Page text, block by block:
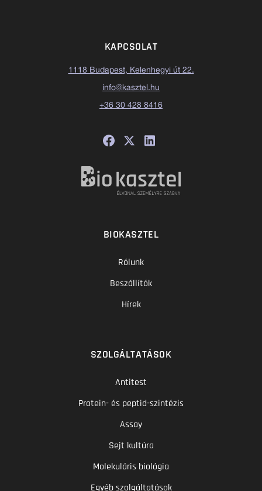
KAPCSOLAT
1118 Budapest, Kelenhegyi út 22.
info@kasztel.hu
+36 30 428 8416
BIOKASZTEL
Rólunk
Beszállítók
Hírek
SZOLGÁLTATÁSOK
Antitest
Protein- és peptid-szintézis
Assay
Sejt kultúra
Molekuláris biológia
Egyéb szolgáltatások